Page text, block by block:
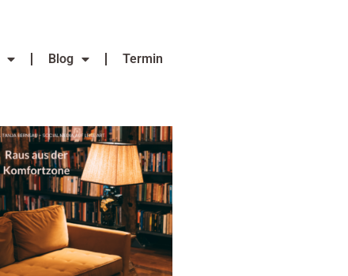
Blog Termin